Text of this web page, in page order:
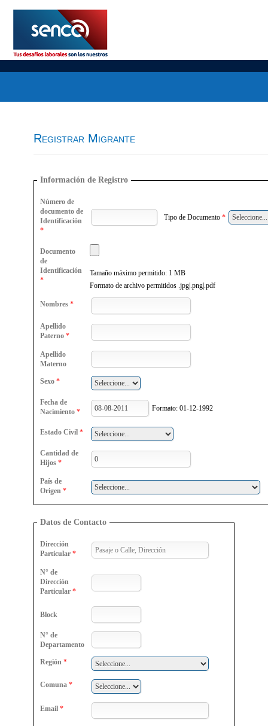
Registrar Migrante
Información de Registro
Número de
documento de
Identificación
*
Tipo de Documento *
Documento
de
Identificación
*
Tamaño máximo permitido: 1 MB
Formato de archivo permitidos .jpg|.png|.pdf
Nombres *
Apellido
Paterno *
Apellido
Materno
Sexo *
Fecha de
Nacimiento * Formato: 01-12-1992
Estado Civil *
Cantidad de
Hijos *
País de
Origen *
Datos de Contacto
Dirección
Particular *
N° de
Dirección
Particular *
Block
N° de
Departamento
Región *
Comuna *
Email *